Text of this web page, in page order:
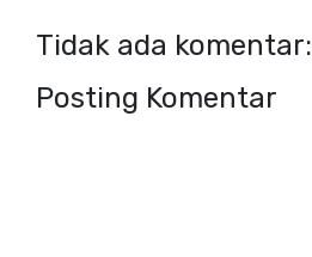
Tidak ada komentar:
Posting Komentar